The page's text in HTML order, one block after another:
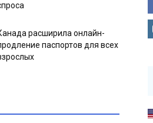
расширила онлайн-
паспортов для всех